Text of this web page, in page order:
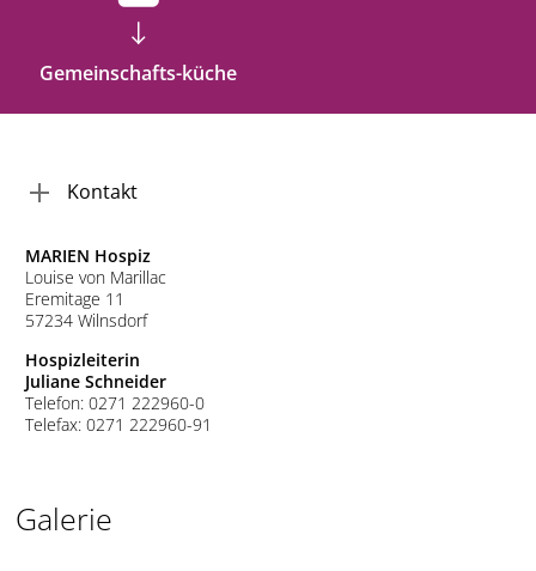
Gemeinschafts-küche
Kontakt
MARIEN Hospiz
Louise von Marillac
Eremitage 11
57234 Wilnsdorf
Hospizleiterin
Juliane Schneider
Telefon: 0271 222960-0
Telefax: 0271 222960-91
Galerie